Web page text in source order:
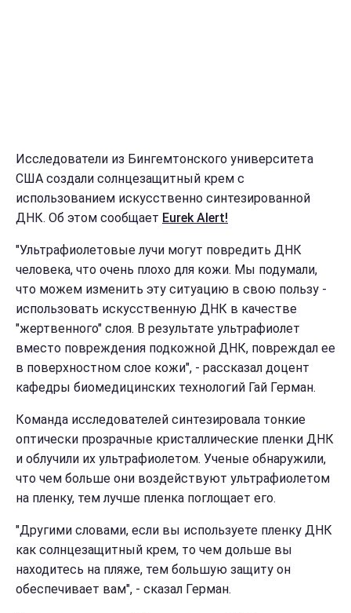
Исследователи из Бингемтонского университета
США создали солнцезащитный крем с
использованием искусственно синтезированной
ДНК. Об этом сообщает Eurek Alert!
"Ультрафиолетовые лучи могут повредить ДНК
человека, что очень плохо для кожи. Мы подумали,
что можем изменить эту ситуацию в свою пользу -
использовать искусственную ДНК в качестве
"жертвенного" слоя. В результате ультрафиолет
вместо повреждения подкожной ДНК, повреждал ее
в поверхностном слое кожи", - рассказал доцент
кафедры биомедицинских технологий Гай Герман.
Команда исследователей синтезировала тонкие
оптически прозрачные кристаллические пленки ДНК
и облучили их ультрафиолетом. Ученые обнаружили,
что чем больше они воздействуют ультрафиолетом
на пленку, тем лучше пленка поглощает его.
"Другими словами, если вы используете пленку ДНК
как солнцезащитный крем, то чем дольше вы
находитесь на пляже, тем большую защиту он
обеспечивает вам", - сказал Герман.